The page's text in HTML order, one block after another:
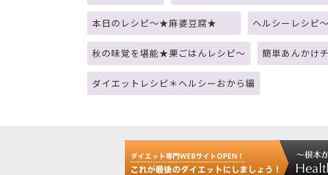
本日のレシピ～★麻婆豆腐★ ヘルシーレシ
秋の味覚を堪能★栗ごはんレシピ～ 簡単あんかけ
ダイエットレシピ＊ヘルシーおから編